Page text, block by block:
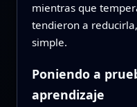
mientras que
tendieron a
simple.
Poniendo a
aprendizaje